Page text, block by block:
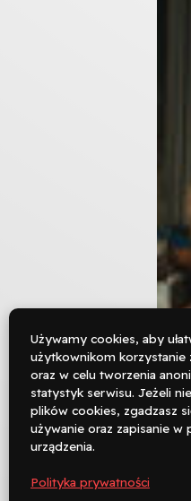

Rezerwuj

Używamy cookies, aby
użytkownikom korzystanie
oraz w celu tworzenia
statystyk serwisu. Jeżeli
plików cookies, zgadzasz
używanie oraz zapisanie w
urządzenia.
Polityka prywatności